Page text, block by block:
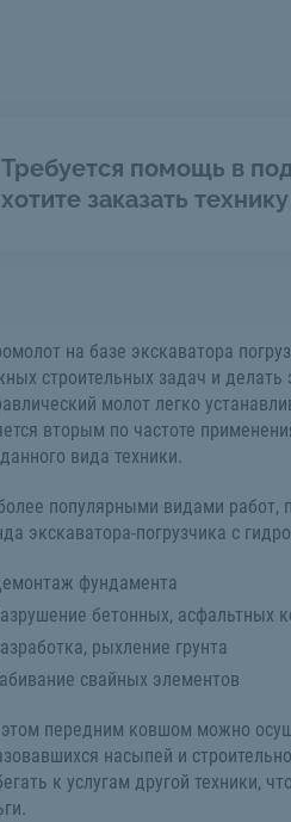
Требуется помощь в
хотите заказать
на базе экскаватора
строительных задач и делать
молот легко
вторым по частоте
вида техники.
популярными видами работ,
экскаватора-погрузчика с
фундамента
бетонных, асфальтных
рыхление грунта
свайных элементов
передним ковшом можно
насыпей и
к услугам другой техники,